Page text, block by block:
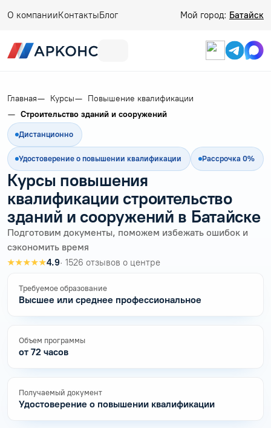
О компанииКонтактыБлог Мой город: Батайск
Главная Курсы
Повышение квалификации
Строительство зданий и сооружений
Дистанционно
Удостоверение о повышении квалификации Рассрочка 0%
Курсы повышения
квалификации строительство
зданий и сооружений в Батайске
Подготовим документы, поможем избежать ошибок и
сэкономить время
★★★★★4.9· 1526 отзывов о центре
Требуемое образование
Высшее или среднее профессиональное
Объем программы
от 72 часов
Получаемый документ
Удостоверение о повышении квалификации